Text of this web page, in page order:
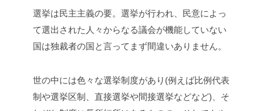
選挙は民主主義の要。選挙が行われ、民意によっ
て選出された人々からなる議会が機能していない
国は独裁者の国と言ってまず間違いありません。
世の中には色々な選挙制度があり(例えば比例代表
制や選挙区制、直接選挙や間接選挙などなど)、そ